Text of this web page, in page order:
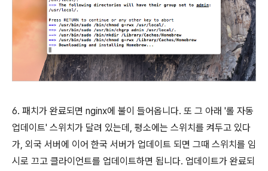
6. 패치가 완료되면 nginx에 불이 들어옵니다. 또 그 아래 '롤 자동
업데이트' 스위치가 달려 있는데, 평소에는 스위치를 켜두고 있다
가, 외국 서버에 이어 한국 서버가 업데이트 되면 그때 스위치를 임
시로 끄고 클라이언트를 업데이트하면 됩니다. 업데이트가 완료되